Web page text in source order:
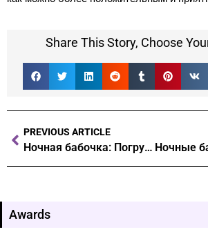
Share This Story, Choose
PREVIOUS ARTICLE
Ночная бабочка: Погружение в мир интим-досуга без формальностей
Awards